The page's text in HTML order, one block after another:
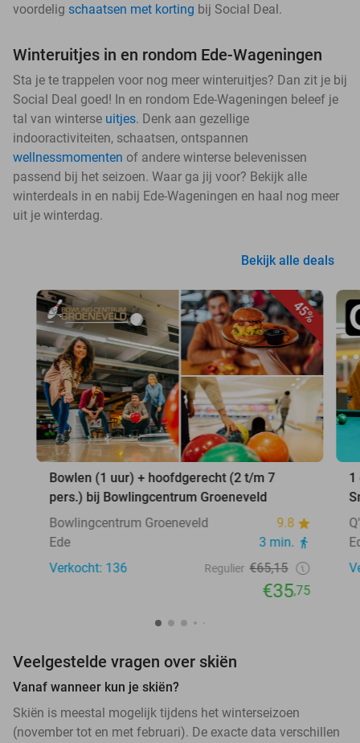
voordelig schaatsen met korting bij Social Deal.
Winteruitjes in en rondom Ede-Wageningen
Sta je te trappelen voor nog meer winteruitjes? Dan zit je bij
Social Deal goed! In en rondom Ede-Wageningen beleef je
tal van winterse uitjes. Denk aan gezellige
indooractiviteiten, schaatsen, ontspannen
wellnessmomenten of andere winterse belevenissen
passend bij het seizoen. Waar ga jij voor? Bekijk alle
winterdeals in en nabij Ede-Wageningen en haal nog meer
uit je winterdag.
Bekijk alle deals
45%
Bowlen (1 uur) + hoofdgerecht (2 t/m 7
pers.) bij Bowlingcentrum Groeneveld
Bowlingcentrum Groeneveld
9.8
Ede
3 min.
Verkocht: 136
Regulier €65,15
€35,75
1
Veelgestelde vragen over skiën
Vanaf wanneer kun je skiën?
Skiën is meestal mogelijk tijdens het winterseizoen
(november tot en met februari). De exacte data verschillen